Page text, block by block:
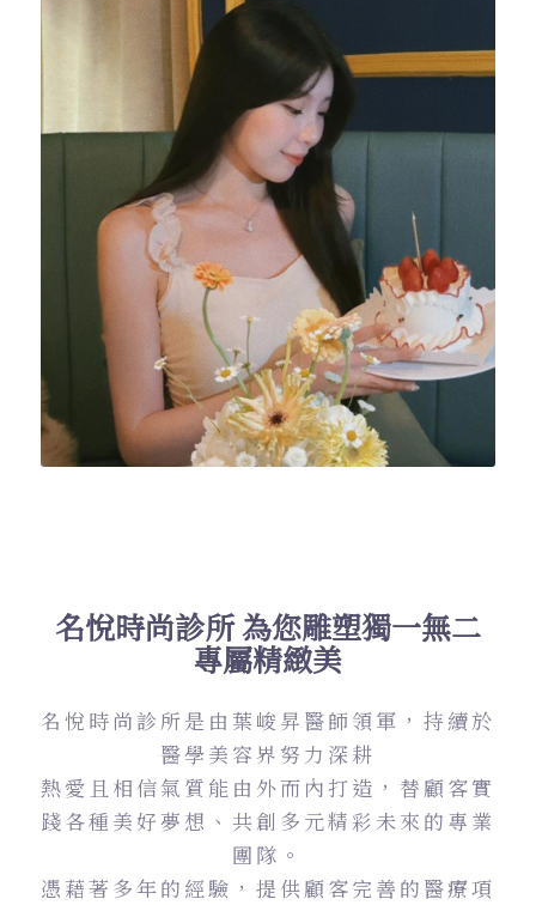
名悅時尚診所 為您雕塑獨一無二
專屬精緻美
名悅時尚診所是由葉峻昇醫師領軍，持續於
醫學美容界努力深耕
熱愛且相信氣質能由外而內打造，替顧客實
踐各種美好夢想、共創多元精彩未來的專業
團隊。
憑藉著多年的經驗，提供顧客完善的醫療項